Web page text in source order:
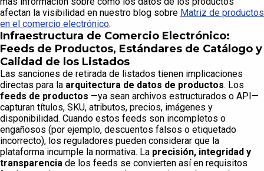
afectan la visibilidad en nuestro blog sobre Matriz de productos
en el comercio electrónico.
Infraestructura de Comercio Electrónico:
Feeds de Productos, Estándares de Catálogo y
Calidad de los Listados
Las sanciones de retirada de listados tienen implicaciones
directas para la arquitectura de datos de productos. Los
feeds de productos —ya sean archivos estructurados o API—
capturan títulos, SKU, atributos, precios, imágenes y
disponibilidad. Cuando estos feeds son incompletos o
engañosos (por ejemplo, descuentos falsos o etiquetado
incorrecto), los reguladores pueden considerar que la
plataforma incumple la normativa. La precisión, integridad y
transparencia de los feeds se convierten así en requisitos